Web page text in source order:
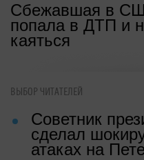
Сбежавшая в
попала в ДТП и
каяться
ВЫБОР ЧИТАТЕЛЕЙ
Советник
сделал
атаках на